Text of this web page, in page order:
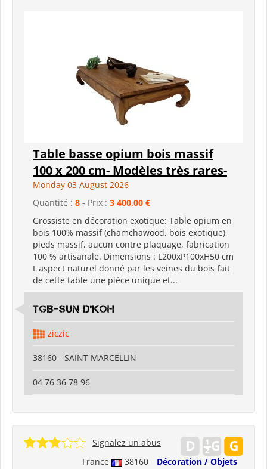
Table basse opium bois massif
100 x 200 cm- Modèles très rares-
Monday 03 August 2026
Quantité : 8 - Prix : 3 400,00 €
Grossiste en décoration exotique: Table opium en
bois 100% massif (chamchawood, bois exotique),
pieds massif, aucun contre plaquage, fabrication
100 % artisanale. Dimensions : L200xP100xH50 cm
L'aspect naturel donné par les veines du bois fait
de cette table une pièce unique et...
TGB-SUN D'KOH
ziczic
38160 - SAINT MARCELLIN
04 76 36 78 96
France 38160 Décoration / Objets
Signalez un abus